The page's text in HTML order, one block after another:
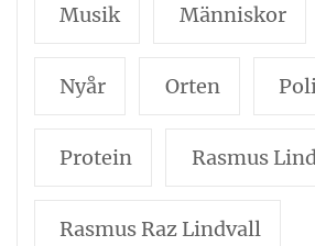
Musik Människor
Nyår Orten
Protein Rasmus
Rasmus Raz Lindvall